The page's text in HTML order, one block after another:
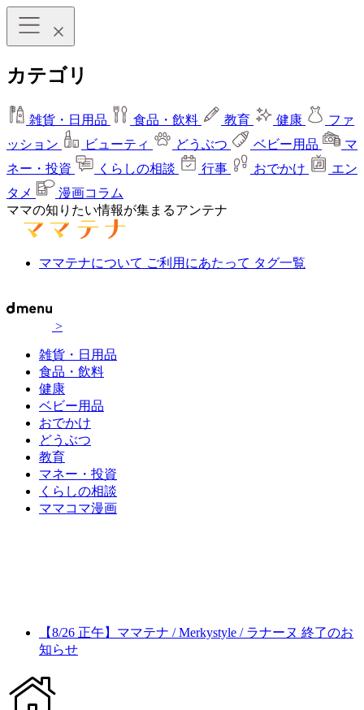
カテゴリ
雑貨・日用品 食品・飲料 教育 健康
ファ
ッション
ビューティ どうぶつ ベビー用品
マ
ネー・投資
くらしの相談 行事 おでかけ
エン
タメ
漫画コラム
ママの知りたい情報が集まるアンテナ
ママテナについて ご利用にあたって タグ一覧
>
雑貨・日用品
食品・飲料
健康
ベビー用品
おでかけ
どうぶつ
教育
マネー・投資
くらしの相談
ママコマ漫画
【8/26 正午】ママテナ / Merkystyle / ラナーヌ 終了のお
知らせ